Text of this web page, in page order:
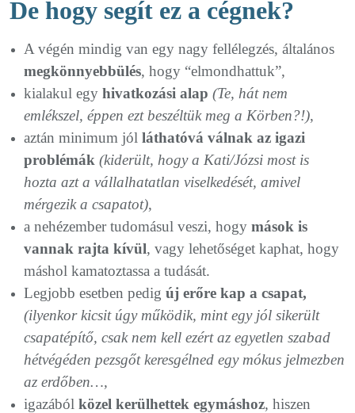
De hogy segít ez a cégnek?
A végén mindig van egy nagy fellélegzés, általános
megkönnyebbülés, hogy “elmondhattuk”,
kialakul egy hivatkozási alap (Te, hát nem
emlékszel, éppen ezt beszéltük meg a Körben?!),
aztán minimum jól láthatóvá válnak az igazi
problémák (kiderült, hogy a Kati/Józsi most is
hozta azt a vállalhatatlan viselkedését, amivel
mérgezik a csapatot),
a nehézember tudomásul veszi, hogy mások is
vannak rajta kívül, vagy lehetőséget kaphat, hogy
máshol kamatoztassa a tudását.
Legjobb esetben pedig új erőre kap a csapat,
(ilyenkor kicsit úgy működik, mint egy jól sikerült
csapatépítő, csak nem kell ezért az egyetlen szabad
hétvégéden pezsgőt keresgélned egy mókus jelmezben
az erdőben…,
igazából közel kerülhettek egymáshoz, hiszen